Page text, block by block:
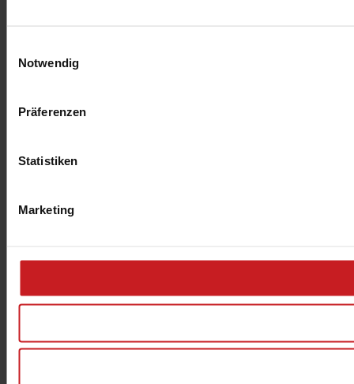
Notwendig
Präferenzen
Statistiken
Marketing